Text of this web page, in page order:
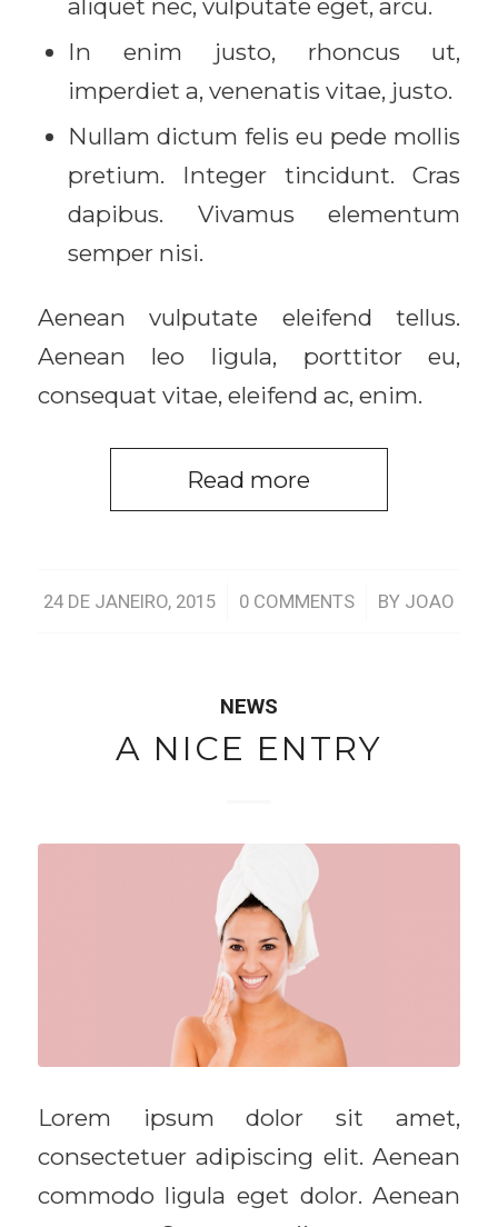
aliquet nec, vulputate eget, arcu.
In enim justo, rhoncus ut,
imperdiet a, venenatis vitae, justo.
Nullam dictum felis eu pede mollis
pretium. Integer tincidunt. Cras
dapibus. Vivamus elementum
semper nisi.
Aenean vulputate eleifend tellus.
Aenean leo ligula, porttitor eu,
consequat vitae, eleifend ac, enim.
Read more
24 DE JANEIRO, 2015
/ 0 COMMENTS
/ BY JOAO
NEWS
A NICE ENTRY
Lorem ipsum dolor sit amet,
consectetuer adipiscing elit. Aenean
commodo ligula eget dolor. Aenean